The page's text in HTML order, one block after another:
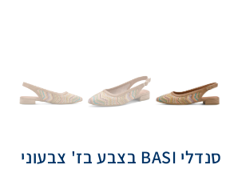
סנדלי BASI בצבע בז' צבעוני